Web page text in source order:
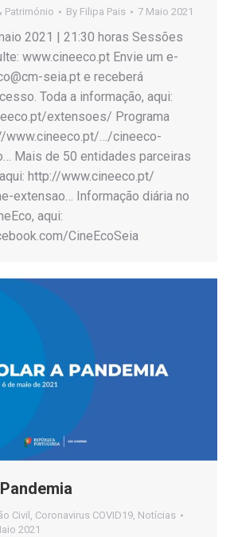
Património By Filipa Pais 7 Maio 2021
2021 | 21:30 horas Sessões
www.cineeco.pt Envie um e-
seia.pt e receberá
Toda a informação, aqui:
extensoes/ Programa
www.cineeco.pt/…/cineeco-
Mais de 50 entidades parceiras
http://www.cineeco.pt/
extensao… Informação diária no
aqui:
CineEcoSeia
Civil , Coronavirus COVID19, Notícias
2021